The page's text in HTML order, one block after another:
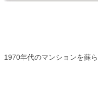
1970年代のマンションを蘇